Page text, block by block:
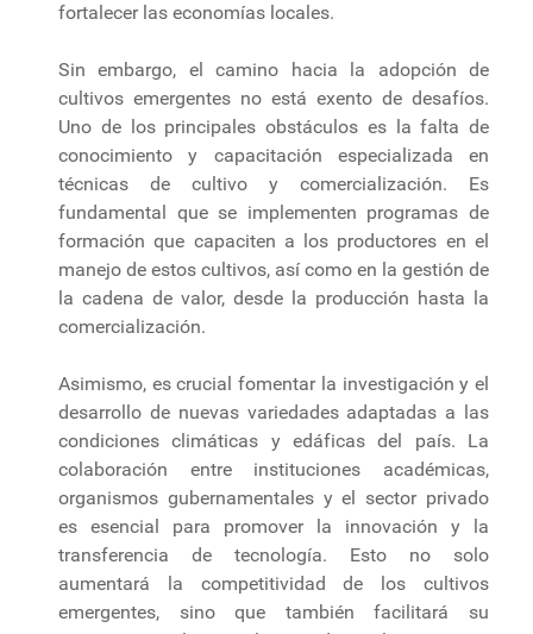
fortalecer las economías locales.
Sin embargo, el camino hacia la adopción de
cultivos emergentes no está exento de desafíos.
Uno de los principales obstáculos es la falta de
conocimiento y capacitación especializada en
técnicas de cultivo y comercialización. Es
fundamental que se implementen programas de
formación que capaciten a los productores en el
manejo de estos cultivos, así como en la gestión de
la cadena de valor, desde la producción hasta la
comercialización.
Asimismo, es crucial fomentar la investigación y el
desarrollo de nuevas variedades adaptadas a las
condiciones climáticas y edáficas del país. La
colaboración entre instituciones académicas,
organismos gubernamentales y el sector privado
es esencial para promover la innovación y la
transferencia de tecnología. Esto no solo
aumentará la competitividad de los cultivos
emergentes, sino que también facilitará su